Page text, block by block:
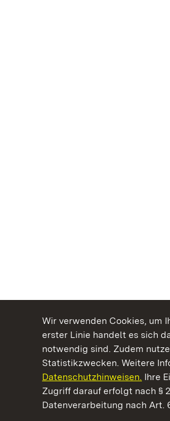
Wir verwenden Cookies, um
erster Linie handelt es sich
notwendig sind. Zudem
Statistikzwecken. Weitere
Datenschutzhinweisen. Ihre
Zugriff darauf erfolgt nach §
Datenverarbeitung nach Art.
Kommen. Staunen.